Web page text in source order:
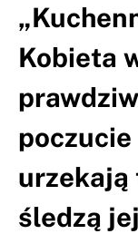
Kobieta
urzekają
śledzą